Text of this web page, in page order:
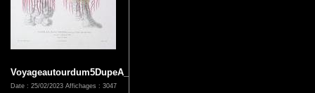
Voyageautourdum5DupeA_0087
Date : 25/02/2023 Affichages : 3047